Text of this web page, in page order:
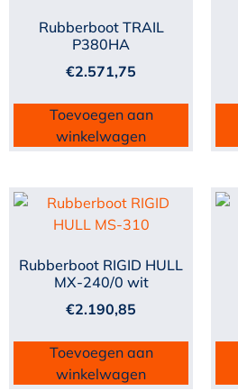
Rubberboot TRAIL
P380HA
€2.571,75
Toevoegen aan
winkelwagen
Rubberboot RIGID HULL
MX-240/0 wit
€2.190,85
Toevoegen aan
winkelwagen